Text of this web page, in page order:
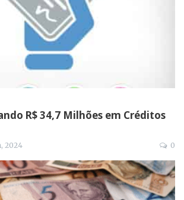
R$ 34,7 Milhões em Créditos
2024 0